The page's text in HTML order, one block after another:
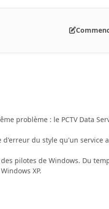
problème : le PCTV Data
d'erreur du style qu'un service
pilotes de Windows. Du
XP.